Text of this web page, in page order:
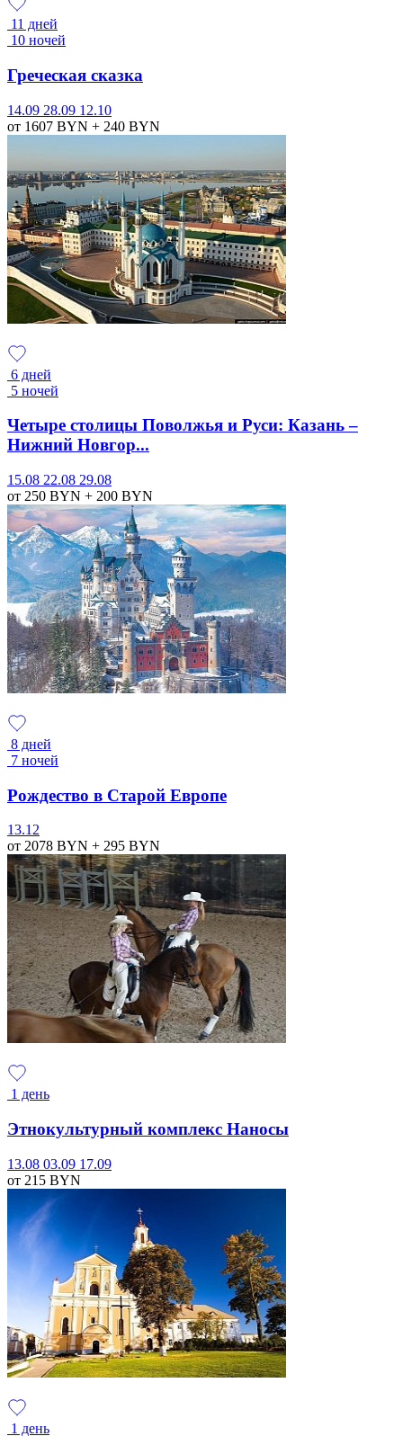
11 дней
10 ночей
Греческая сказка
14.09 28.09 12.10
от 1607 BYN + 240 BYN
6 дней
5 ночей
Четыре столицы Поволжья и Руси: Казань –
Нижний Новгор...
15.08 22.08 29.08
от 250 BYN + 200 BYN
8 дней
7 ночей
Рождество в Старой Европе
13.12
от 2078 BYN + 295 BYN
1 день
Этнокультурный комплекс Наносы
13.08 03.09 17.09
от 215 BYN
1 день